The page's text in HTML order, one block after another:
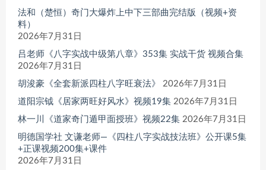
法和（楚恒）奇门大爆炸上中下三部曲完结版（视频+资
料）
2026年7月31日
吕老师《八字实战中级第八章》353集 实战干货 视频合集
2026年7月31日
胡浚豪《全套新派四柱八字旺衰法》
2026年7月31日
道阳宗钺《居家两旺好风水》视频19集 2026年7月31日
林一川《道家奇门遁甲面授班》视频22集 2026年7月31日
明德国学社 文谦老师—《四柱八字实战技法班》公开课5集
+正课视频200集+课件
2026年7月31日